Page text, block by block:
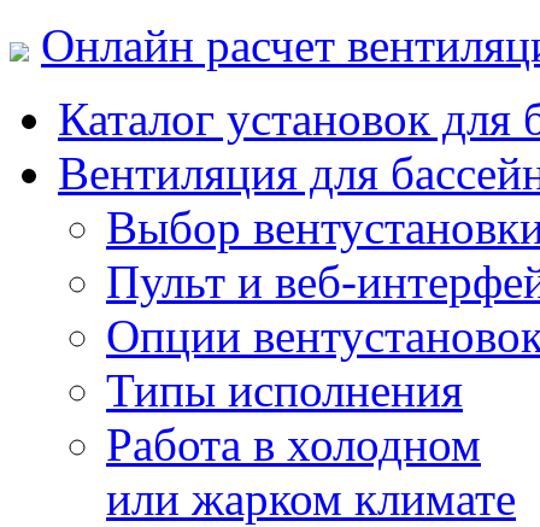
Онлайн расчет
Каталог установок для
Вентиляция для
Выбор
Пульт и веб-
Опции
Типы исполнения
Работа в холодном
или жарком климате